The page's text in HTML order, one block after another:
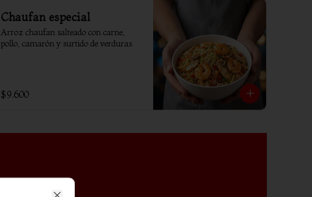
Chaufan especial
Arroz chaufan salteado con carne,
pollo, camarón y surtido de verduras
$9.600